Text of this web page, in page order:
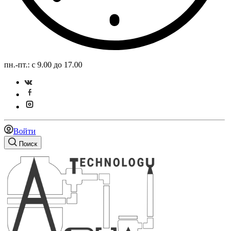
пн.-пт.: с 9.00 до 17.00
Войти
Поиск